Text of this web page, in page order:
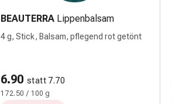
BEAUTERRA Lippenbalsam
4 g, Stick, Balsam, pflegend rot getönt
6.90 statt 7.70
172.50 / 100 g